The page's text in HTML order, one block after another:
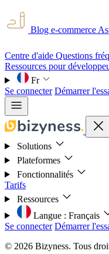
Blog e-commerce
Centre d'aide Questions
Ressources pour
Fr
Se connecter Démarrer
Solutions
Plateformes
Fonctionnalités
Tarifs
Ressources
Langue : Français
Se connecter Démarrer
© 2026 Bizyness. Tous